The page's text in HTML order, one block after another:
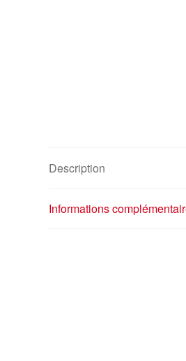
Description
Informations